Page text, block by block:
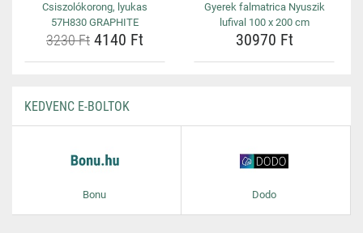
Csiszolókorong, lyukas
57H830 GRAPHITE
3230 Ft 4140 Ft
Gyerek falmatrica Nyuszik
lufival 100 x 200 cm
30970 Ft
KEDVENC E-BOLTOK
Bonu Dodo